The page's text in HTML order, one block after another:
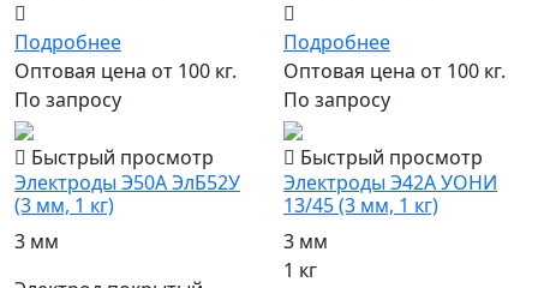
Подробнее
Оптовая цена от 100 кг.
По запросу
Подробнее
Оптовая цена от 100 кг.
По запросу
Быстрый просмотр
Электроды Э50А ЭлБ52У
(3 мм, 1 кг)
3 мм
Быстрый просмотр
Электроды Э42А УОНИ
13/45 (3 мм, 1 кг)
3 мм
1 кг